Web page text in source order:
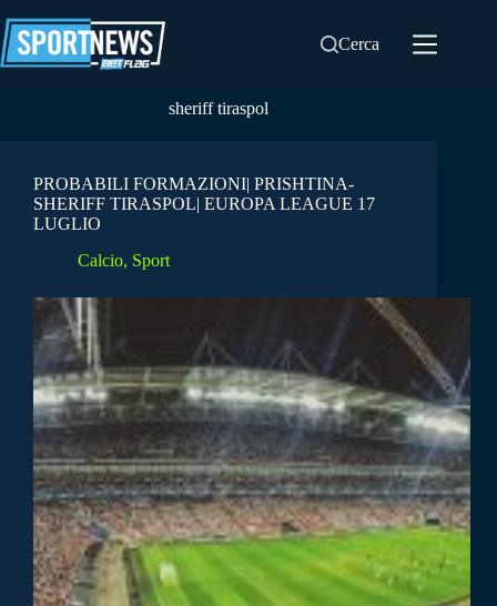
al
contenuto
Cerca
sheriff tiraspol
PROBABILI FORMAZIONI| PRISHTINA-
SHERIFF TIRASPOL| EUROPA LEAGUE 17
LUGLIO
Calcio, Sport